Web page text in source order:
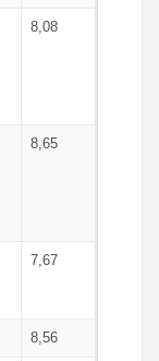
8,08
8,65
7,67
8,56